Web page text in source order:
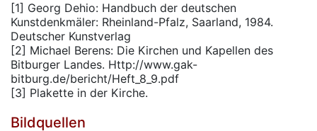
[1] Georg Dehio: Handbuch der deutschen
Kunstdenkmäler: Rheinland-Pfalz, Saarland, 1984.
Deutscher Kunstverlag
[2] Michael Berens: Die Kirchen und Kapellen des
Bitburger Landes. Http://www.gak-
bitburg.de/bericht/Heft_8_9.pdf
[3] Plakette in der Kirche.
Bildquellen